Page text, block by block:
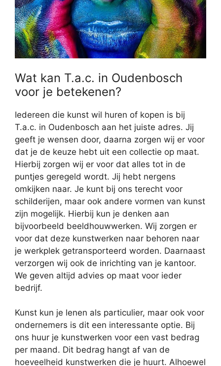
Wat kan T.a.c. in Oudenbosch
voor je betekenen?
Iedereen die kunst wil huren of kopen is bij
T.a.c. in Oudenbosch aan het juiste adres. Jij
geeft je wensen door, daarna zorgen wij er voor
dat je de keuze hebt uit een collectie op maat.
Hierbij zorgen wij er voor dat alles tot in de
puntjes geregeld wordt. Jij hebt nergens
omkijken naar. Je kunt bij ons terecht voor
schilderijen, maar ook andere vormen van kunst
zijn mogelijk. Hierbij kun je denken aan
bijvoorbeeld beeldhouwwerken. Wij zorgen er
voor dat deze kunstwerken naar behoren naar
je werkplek getransporteerd worden. Daarnaast
verzorgen wij ook de inrichting van je kantoor.
We geven altijd advies op maat voor ieder
bedrijf.
Kunst kun je lenen als particulier, maar ook voor
ondernemers is dit een interessante optie. Bij
ons huur je kunstwerken voor een vast bedrag
per maand. Dit bedrag hangt af van de
hoeveelheid kunstwerken die je huurt. Alhoewel